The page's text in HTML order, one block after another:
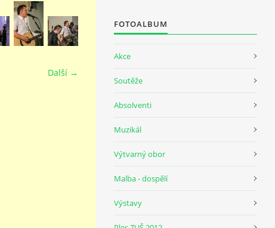
Další →
FOTOALBUM
Akce
Soutěže
Absolventi
Muzikál
Výtvarný obor
Malba - dospělí
Výstavy